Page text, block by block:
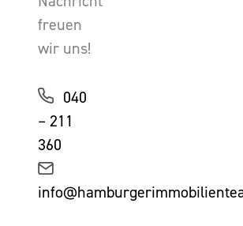
freuen
wir uns!
040
– 211
360